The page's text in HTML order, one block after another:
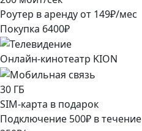
Роутер в аренду от 149₽/мес
Покупка 6400₽
Онлайн-кинотеатр KION
30 ГБ
SIM-карта в подарок
Подключение 500₽ в течение